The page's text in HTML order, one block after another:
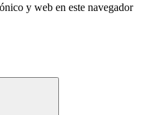
y web en este navegador